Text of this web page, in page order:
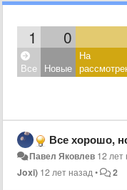
1 0
Все Новые
На
Все хорошо,
Павел Яковлев 12 лет
Joxi) 12 лет назад• 2